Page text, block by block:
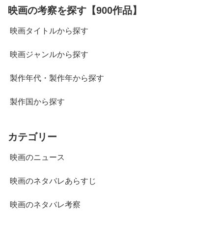
映画の考察を探す【900作品】
映画タイトルから探す
映画ジャンルから探す
製作年代・製作年から探す
製作国から探す
カテゴリー
映画のニュース
映画のネタバレあらすじ
映画のネタバレ考察